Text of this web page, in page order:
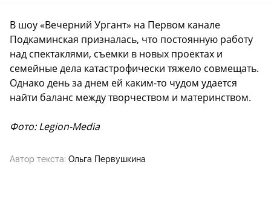
В шоу «Вечерний Ургант» на Первом канале
Подкаминская призналась, что постоянную работу
над спектаклями, съемки в новых проектах и
семейные дела катастрофически тяжело совмещать.
Однако день за днем ей каким-то чудом удается
найти баланс между творчеством и материнством.
Фото: Legion-Media
Автор текста: Ольга Первушкина